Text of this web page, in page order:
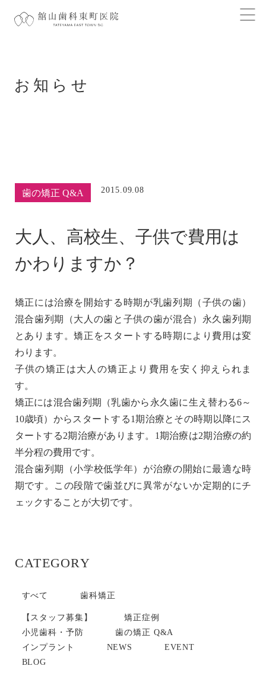
お知らせ
CATEGORY
すべて 歯科矯正
【スタッフ募集】
矯正症例
小児歯科・予防
歯の矯正 Q&A
インプラント
NEWS
EVENT
BLOG
歯の矯正 Q&A 2015.09.08
大人、高校生、子供で費用は
かわりますか？
矯正には治療を開始する時期が乳歯列期（子供の歯）
混合歯列期（大人の歯と子供の歯が混合）永久歯列期
とあります。矯正をスタートする時期により費用は変
わります。
子供の矯正は大人の矯正より費用を安く抑えられま
す。
矯正には混合歯列期（乳歯から永久歯に生え替わる6～
10歳頃）からスタートする1期治療とその時期以降にス
タートする2期治療があります。1期治療は2期治療の約
半分程の費用です。
混合歯列期（小学校低学年）が治療の開始に最適な時
期です。この段階で歯並びに異常がないか定期的にチ
ェックすることが大切です。